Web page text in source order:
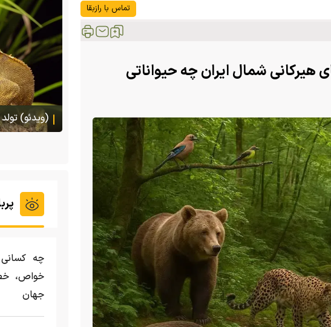
تماس با رازبقا
هیرکانی شمال ایران چه حیواناتی
یک فک
(ویدئو) تولد یک گکوی دو سر در پنسیلوانیا
هجوم یک
تایلند
چه
خواص،
جهان